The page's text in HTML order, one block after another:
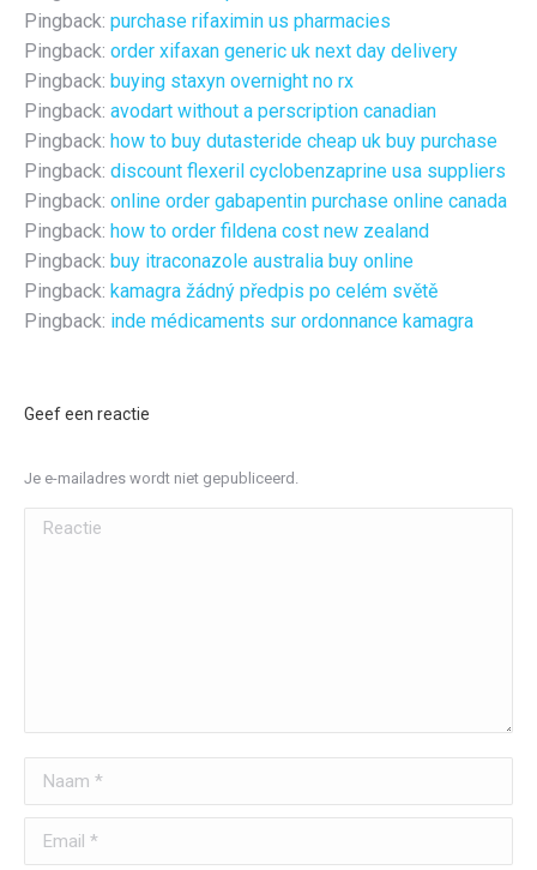
Pingback: purchase rifaximin us pharmacies
Pingback: order xifaxan generic uk next day delivery
Pingback: buying staxyn overnight no rx
Pingback: avodart without a perscription canadian
Pingback: how to buy dutasteride cheap uk buy purchase
Pingback: discount flexeril cyclobenzaprine usa suppliers
Pingback: online order gabapentin purchase online canada
Pingback: how to order fildena cost new zealand
Pingback: buy itraconazole australia buy online
Pingback: kamagra žádný předpis po celém světě
Pingback: inde médicaments sur ordonnance kamagra
Geef een reactie
Je e-mailadres wordt niet gepubliceerd.
Reactie
Naam *
Email *